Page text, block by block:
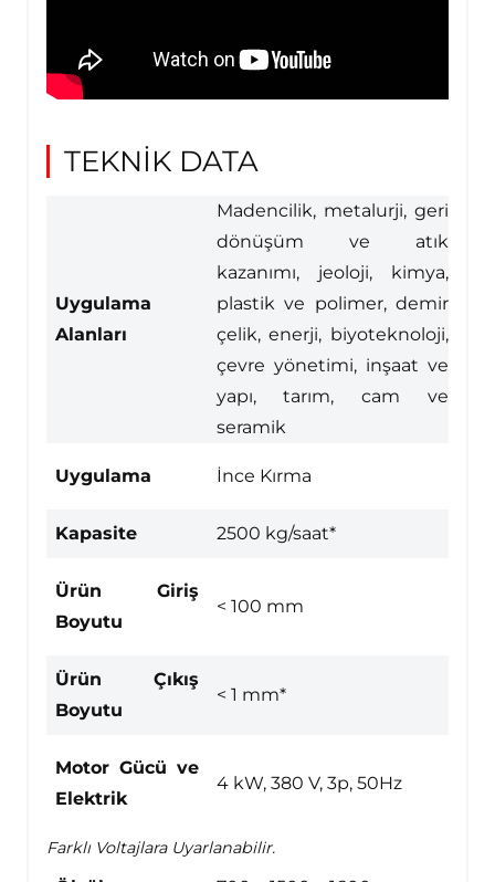
TEKNİK DATA
Uygulama
Alanları
Madencilik, metalurji, geri
dönüşüm ve atık
kazanımı, jeoloji, kimya,
plastik ve polimer, demir
çelik, enerji, biyoteknoloji,
çevre yönetimi, inşaat ve
yapı, tarım, cam ve
seramik
Uygulama İnce Kırma
Kapasite 2500 kg/saat*
Ürün Giriş
Boyutu
< 100 mm
Ürün Çıkış
Boyutu
< 1 mm*
Motor Gücü ve
Elektrik
4 kW, 380 V, 3p, 50Hz
Farklı Voltajlara Uyarlanabilir.